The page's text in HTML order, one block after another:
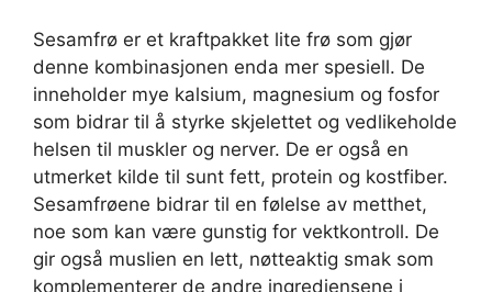
Sesamfrø er et kraftpakket lite frø som gjør
denne kombinasjonen enda mer spesiell. De
inneholder mye kalsium, magnesium og fosfor
som bidrar til å styrke skjelettet og vedlikeholde
helsen til muskler og nerver. De er også en
utmerket kilde til sunt fett, protein og kostfiber.
Sesamfrøene bidrar til en følelse av metthet,
noe som kan være gunstig for vektkontroll. De
gir også muslien en lett, nøtteaktig smak som
komplementerer de andre ingrediensene i